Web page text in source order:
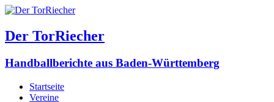
Der TorRiecher
Handballberichte aus Baden-Württemberg
Startseite
Vereine